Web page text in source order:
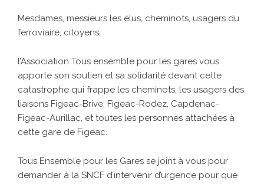
Mesdames, messieurs les élus, cheminots, usagers du
ferroviaire, citoyens,
l’Association Tous ensemble pour les gares vous
apporte son soutien et sa solidarité devant cette
catastrophe qui frappe les cheminots, les usagers des
liaisons Figeac-Brive, Figeac-Rodez, Capdenac-
Figeac-Aurillac, et toutes les personnes attachées à
cette gare de Figeac.
Tous Ensemble pour les Gares se joint à vous pour
demander à la SNCF d’intervenir d’urgence pour que